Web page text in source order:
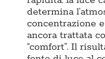
determina
concentrazione
ancora trattata
“comfort”. Il